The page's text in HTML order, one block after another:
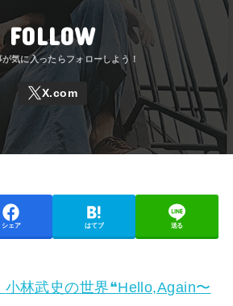
FOLLOW
シェア はてブ 送る
小林武史の世界❝Hello,Again〜